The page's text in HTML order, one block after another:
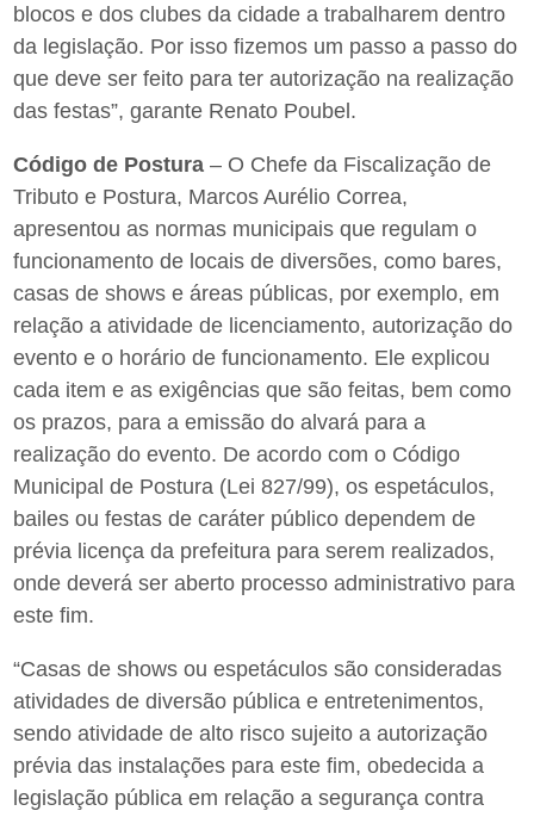
blocos e dos clubes da cidade a trabalharem dentro
da legislação. Por isso fizemos um passo a passo do
que deve ser feito para ter autorização na realização
das festas”, garante Renato Poubel.
Código de Postura – O Chefe da Fiscalização de
Tributo e Postura, Marcos Aurélio Correa,
apresentou as normas municipais que regulam o
funcionamento de locais de diversões, como bares,
casas de shows e áreas públicas, por exemplo, em
relação a atividade de licenciamento, autorização do
evento e o horário de funcionamento. Ele explicou
cada item e as exigências que são feitas, bem como
os prazos, para a emissão do alvará para a
realização do evento. De acordo com o Código
Municipal de Postura (Lei 827/99), os espetáculos,
bailes ou festas de caráter público dependem de
prévia licença da prefeitura para serem realizados,
onde deverá ser aberto processo administrativo para
este fim.
“Casas de shows ou espetáculos são consideradas
atividades de diversão pública e entretenimentos,
sendo atividade de alto risco sujeito a autorização
prévia das instalações para este fim, obedecida a
legislação pública em relação a segurança contra